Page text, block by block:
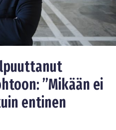
”Mikään ei
entinen